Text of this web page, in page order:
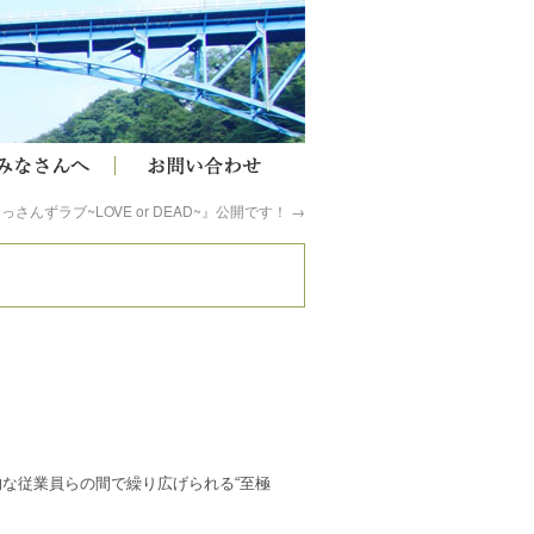
さんずラブ~LOVE or DEAD~』公開です！ →
従業員らの間で繰り広げられる“至極